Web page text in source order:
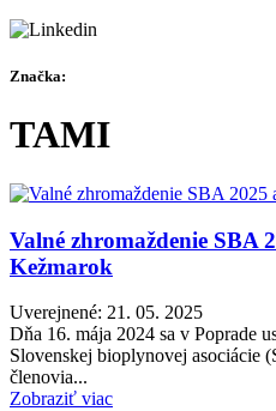
Značka:
TAMI
Valné zhromaždenie SBA
Kežmarok
Uverejnené: 21. 05. 2025
Dňa 16. mája 2024 sa v Poprade
Slovenskej bioplynovej asociácie
členovia...
Zobraziť viac